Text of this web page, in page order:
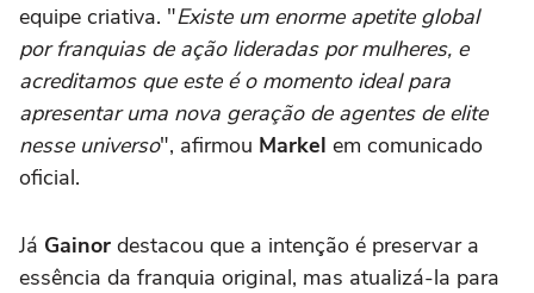
equipe criativa. "Existe um enorme apetite global
por franquias de ação lideradas por mulheres, e
acreditamos que este é o momento ideal para
apresentar uma nova geração de agentes de elite
nesse universo", afirmou Markel em comunicado
oficial.
Já Gainor destacou que a intenção é preservar a
essência da franquia original, mas atualizá-la para